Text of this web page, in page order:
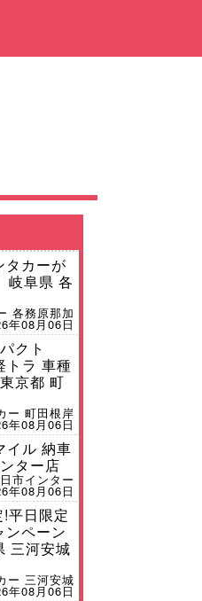
タカーが
岐阜県 各
各務原那加
年08月06日
クト
トラ 車種
京都 町
ー 町田根岸
年08月06日
イル 納車
ター店
市インター
年08月06日
平日限定
ンペーン
三河安城
ー 三河安城
年08月06日